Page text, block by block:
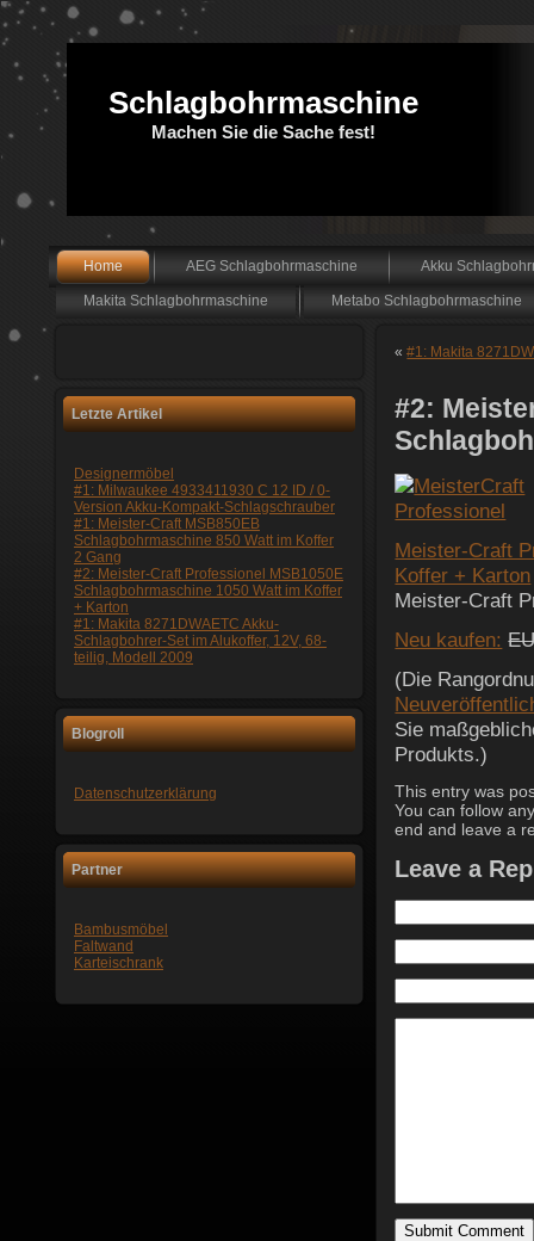
Schlagbohrmaschine
Machen Sie die Sache fest!
Home AEG Schlagbohrmaschine Akku
Makita Schlagbohrmaschine Metabo Schlagbohrmaschine
Letzte Artikel
Designermöbel
#1: Milwaukee 4933411930 C 12 ID / 0-
Version Akku-Kompakt-Schlagschrauber
#1: Meister-Craft MSB850EB
Schlagbohrmaschine 850 Watt im Koffer
2 Gang
#2: Meister-Craft Professionel MSB1050E
Schlagbohrmaschine 1050 Watt im Koffer
+ Karton
#1: Makita 8271DWAETC Akku-
Schlagbohrer-Set im Alukoffer, 12V, 68-
teilig, Modell 2009
Blogroll
Datenschutzerklärung
Partner
Bambusmöbel
Faltwand
Karteischrank
«#1: Makita
#2:
Meister-Craft
Koffer + Karton
Meister-Craft
Neu kaufen:
(Die
Sie
Produkts.)
This entry was
You can follow
end and leave a
Leave a